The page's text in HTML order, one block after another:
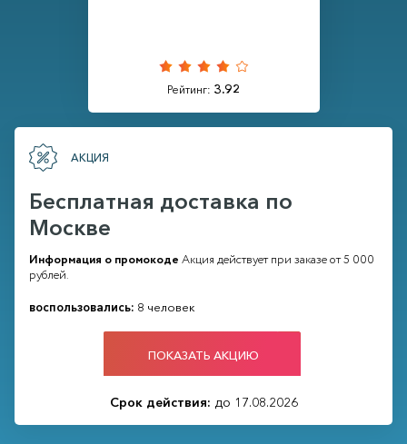
Рейтинг: 3.92
АКЦИЯ
Бесплатная доставка по
Москве
Информация о промокоде Акция действует при заказе от 5 000
рублей.
воспользовались: 8 человек
ПОКАЗАТЬ АКЦИЮ
Срок действия: до 17.08.2026